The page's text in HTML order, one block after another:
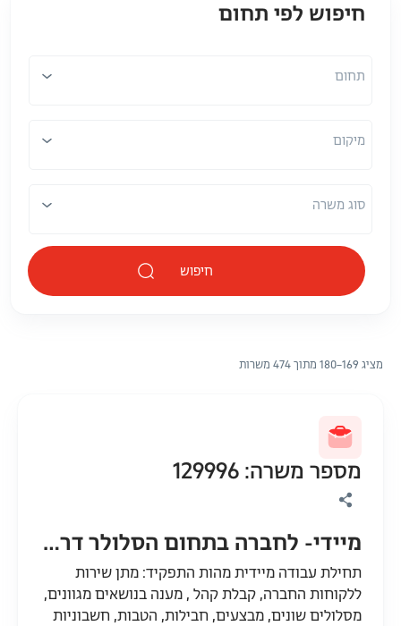
חיפוש לפי תחום
תחום
מיקום
סוג משרה
חיפוש
מציג 169–180 מתוך 474 משרות
מספר משרה: 129996
מיידי- לחברה בתחום הסלולר דרושים/ות נציגי/ות שירות ומכירה בצפון. בונוסים גבוהים !
תחילת עבודה מיידית מהות התפקיד: מתן שירות
ללקוחות החברה, קבלת קהל , מענה בנושאים מגוונים,
מסלולים שונים, מבצעים, חבילות, הטבות, חשבוניות